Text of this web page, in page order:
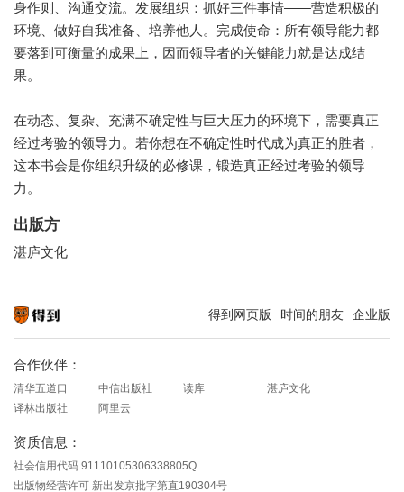
身作则、沟通交流。发展组织：抓好三件事情——营造积极的
环境、做好自我准备、培养他人。完成使命：所有领导能力都
要落到可衡量的成果上，因而领导者的关键能力就是达成结
果。
在动态、复杂、充满不确定性与巨大压力的环境下，需要真正
经过考验的领导力。若你想在不确定性时代成为真正的胜者，
这本书会是你组织升级的必修课，锻造真正经过考验的领导
力。
出版方
湛庐文化
得到网页版 时间的朋友 企业版
合作伙伴：
清华五道口 中信出版社 读库
湛庐文化
译林出版社
阿里云
资质信息：
社会信用代码 91110105306338805Q
出版物经营许可 新出发京批字第直190304号